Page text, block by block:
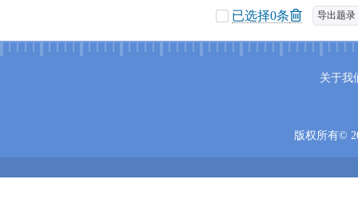
已选择0条 导出题录
关于我
版权所有©